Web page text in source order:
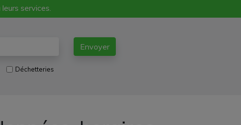
services.
Envoyer
Déchetteries